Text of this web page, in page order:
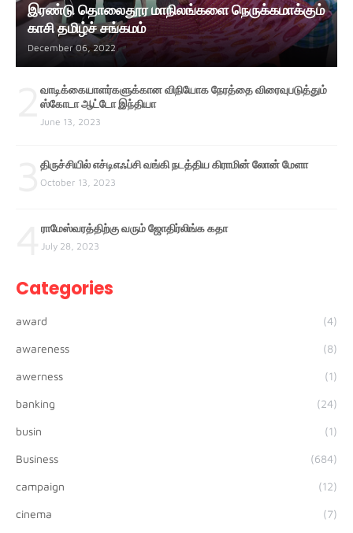
இரண்டு தொலைதூர மாநிலங்களை நெருக்கமாக்கும்
காசி தமிழ்ச் சங்கமம்
December 06, 2022
வாடிக்கையாளர்களுக்கான விநியோக நேரத்தை விரைவுபடுத்தும்
ஸ்கோடா ஆட்டோ இந்தியா
June 13, 2023
திருச்சியில் எச்டிஎஃப்சி வங்கி நடத்திய கிராமின் லோன் மேளா
October 13, 2023
ராமேஸ்வரத்திற்கு வரும் ஜோதிர்லிங்க கதா
July 28, 2023
Categories
award (4)
awareness (8)
awerness (1)
banking (24)
busin (1)
Business (684)
campaign (12)
cinema (7)